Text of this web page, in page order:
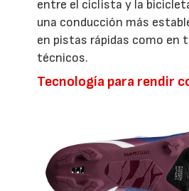
entre el ciclista y la
una conducción más
en pistas rápidas como en
técnicos.
Tecnología para rendir